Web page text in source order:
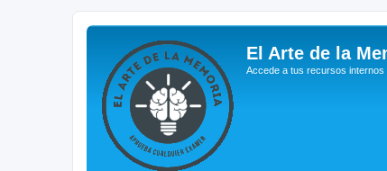
El Arte de la
Accede a tus recursos